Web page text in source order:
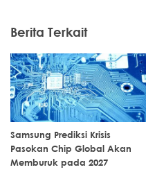
Berita Terkait
Samsung Prediksi Krisis
Pasokan Chip Global Akan
Memburuk pada 2027